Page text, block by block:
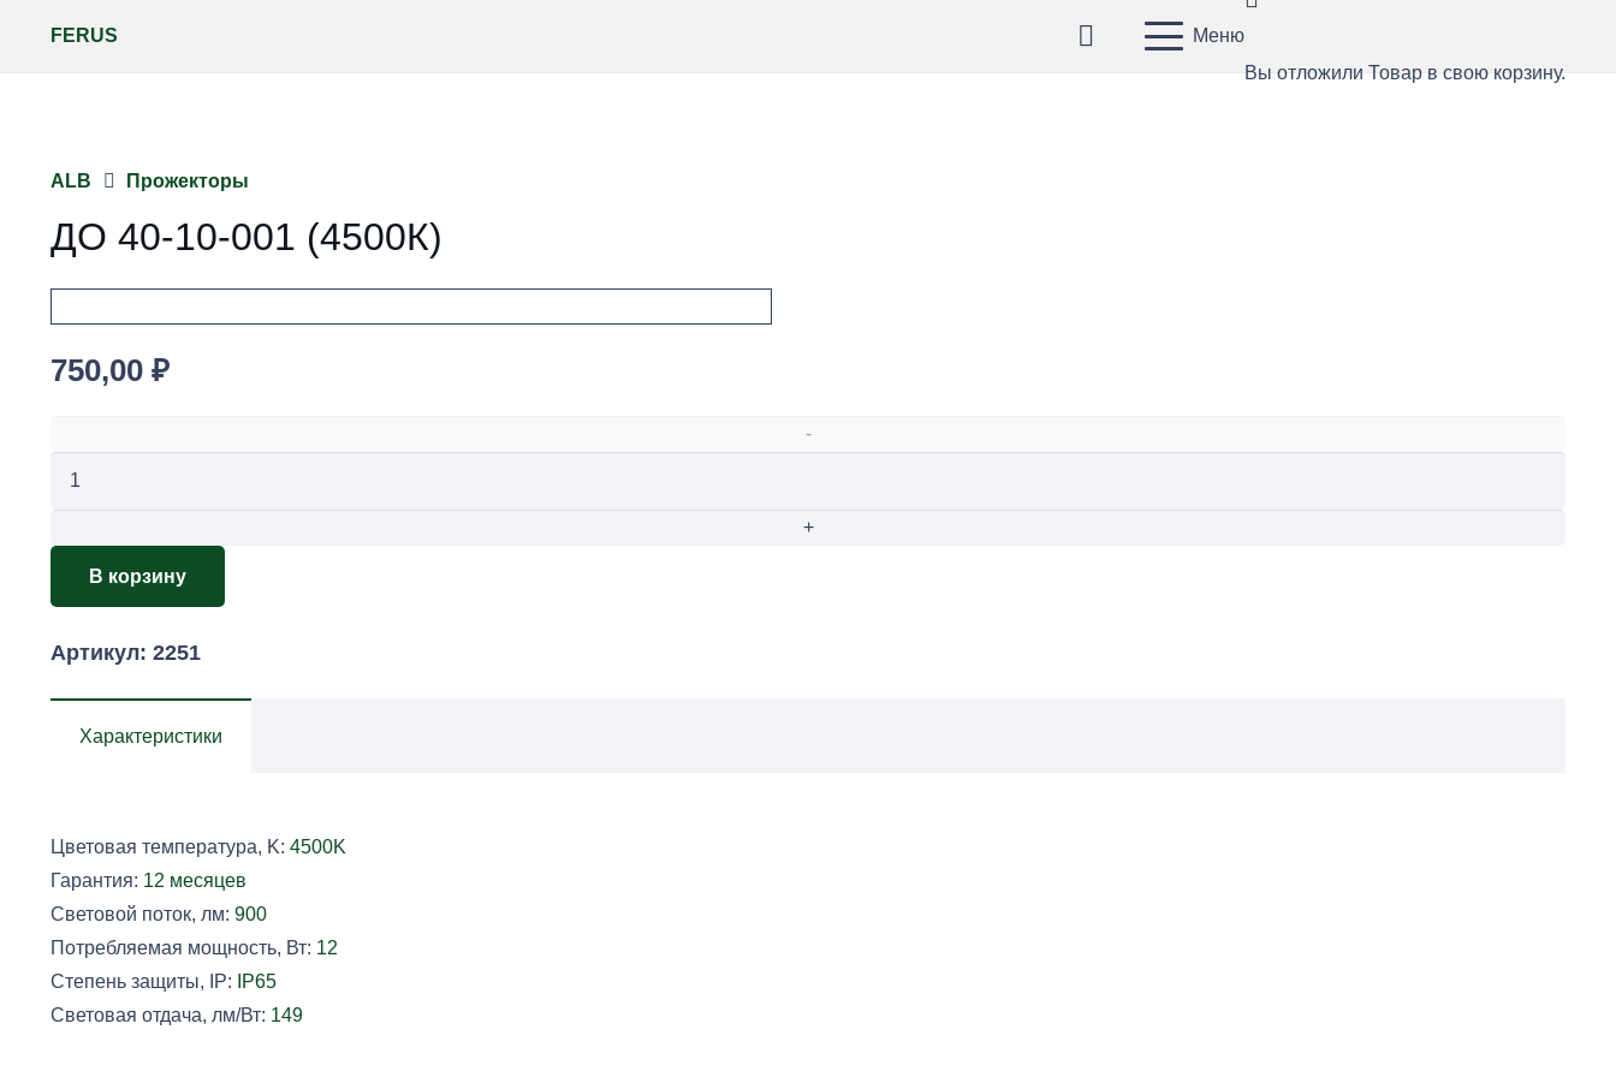
FERUS
Меню
Вы отложили Товар в свою корзину.
ALB Прожекторы
ДО 40-10-001 (4500К)
750,00 ₽
10-
(4500К)
В корзину
Артикул: 2251
Характеристики
Цветовая температура, K: 4500K
Гарантия: 12 месяцев
Световой поток, лм: 900
Потребляемая мощность, Вт: 12
Степень защиты, IP:
IP65
Световая отдача, лм/Вт: 149